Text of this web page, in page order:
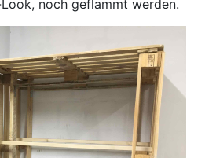
noch geflammt werden.